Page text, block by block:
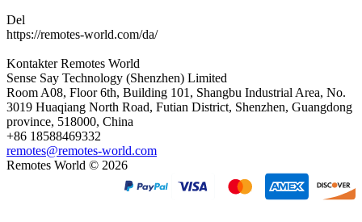
Del
https://remotes-world.com/da/
Kontakter Remotes World
Sense Say Technology (Shenzhen) Limited
Room A08, Floor 6th, Building 101, Shangbu Industrial Area, No.
3019 Huaqiang North Road, Futian District, Shenzhen, Guangdong
province, 518000, China
+86 18588469332
remotes@remotes-world.com
Remotes World © 2026